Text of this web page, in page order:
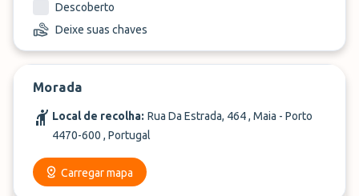
Descoberto
Deixe suas chaves
Morada
Local de recolha: Rua Da Estrada, 464 , Maia - Porto
4470-600 , Portugal
Carregar mapa